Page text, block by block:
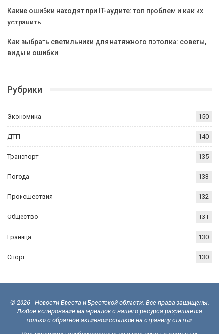
Какие ошибки находят при IT-аудите: топ проблем и как их
устранить
Как выбрать светильники для натяжного потолка: советы,
виды и ошибки
Рубрики
Экономика 150
ДТП 140
Транспорт 135
Погода 133
Происшествия 132
Общество 131
Граница 130
Спорт 130
© 2026 - Новости Бреста и Брестской области. Все права защищены.
Любое копирование материалов с нашего ресурса разрешается
только с обратной активной ссылкой на страницу статьи.